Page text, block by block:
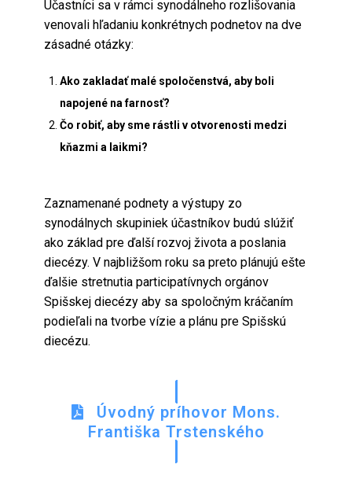
Účastníci sa v rámci synodálneho rozlišovania
venovali hľadaniu konkrétnych podnetov na dve
zásadné otázky:
Ako zakladať malé spoločenstvá, aby boli
napojené na farnosť?
Čo robiť, aby sme rástli v otvorenosti medzi
kňazmi a laikmi?
Zaznamenané podnety a výstupy zo
synodálnych skupiniek účastníkov budú slúžiť
ako základ pre ďalší rozvoj života a poslania
diecézy. V najbližšom roku sa preto plánujú ešte
ďalšie stretnutia participatívnych orgánov
Spišskej diecézy aby sa spoločným kráčaním
podieľali na tvorbe vízie a plánu pre Spišskú
diecézu.
Úvodný príhovor Mons.
Františka Trstenského